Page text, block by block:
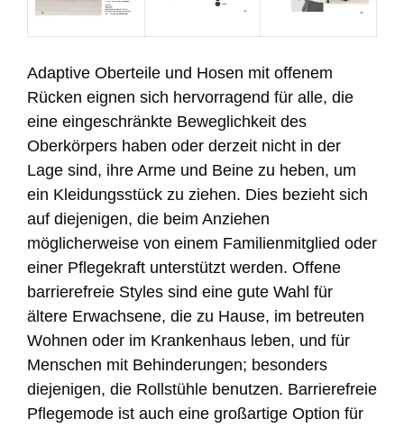
Adaptive Oberteile und Hosen mit offenem
Rücken eignen sich hervorragend für alle, die
eine eingeschränkte Beweglichkeit des
Oberkörpers haben oder derzeit nicht in der
Lage sind, ihre Arme und Beine zu heben, um
ein Kleidungsstück zu ziehen. Dies bezieht sich
auf diejenigen, die beim Anziehen
möglicherweise von einem Familienmitglied oder
einer Pflegekraft unterstützt werden. Offene
barrierefreie Styles sind eine gute Wahl für
ältere Erwachsene, die zu Hause, im betreuten
Wohnen oder im Krankenhaus leben, und für
Menschen mit Behinderungen; besonders
diejenigen, die Rollstühle benutzen. Barrierefreie
Pflegemode ist auch eine großartige Option für